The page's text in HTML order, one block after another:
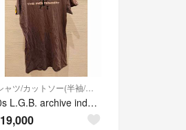
Tシャツ/カットソー(半袖/袖なし)
00s L.G.B. archive independent t-shirt
19,000